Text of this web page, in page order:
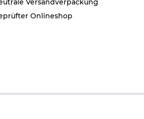
Versandverpackung
Onlineshop